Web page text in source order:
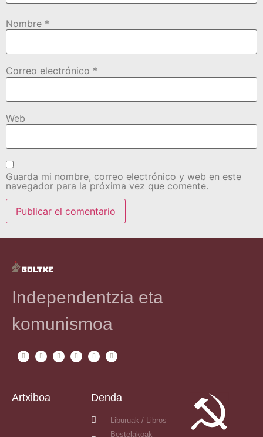
Nombre *
Correo electrónico *
Web
Guarda mi nombre, correo electrónico y web en este
navegador para la próxima vez que comente.
Independentzia eta
komunismoa
Artxiboa Denda
Liburuak / Libros
Bestelakoak